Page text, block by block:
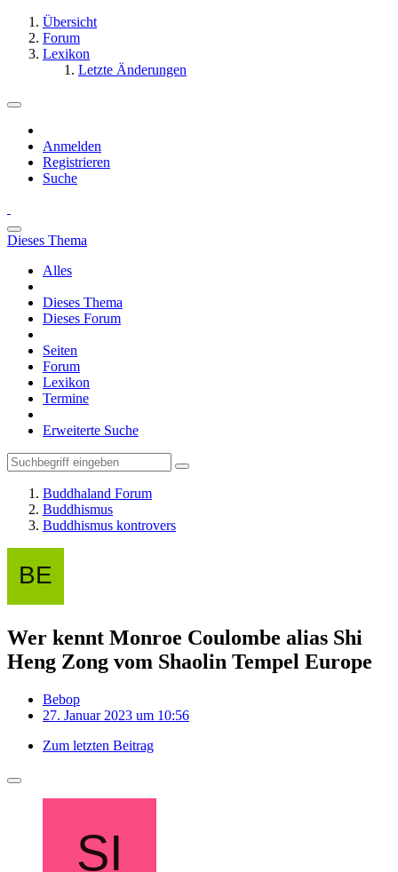
Übersicht
Forum
Lexikon
Letzte Änderungen
Anmelden
Registrieren
Suche
Dieses Thema
Alles
Dieses Thema
Dieses Forum
Seiten
Forum
Lexikon
Termine
Erweiterte Suche
Buddhaland Forum
Buddhismus
Buddhismus kontrovers
Wer kennt Monroe Coulombe alias Shi
Heng Zong vom Shaolin Tempel Europe
Bebop
27. Januar 2023 um 10:56
Zum letzten Beitrag